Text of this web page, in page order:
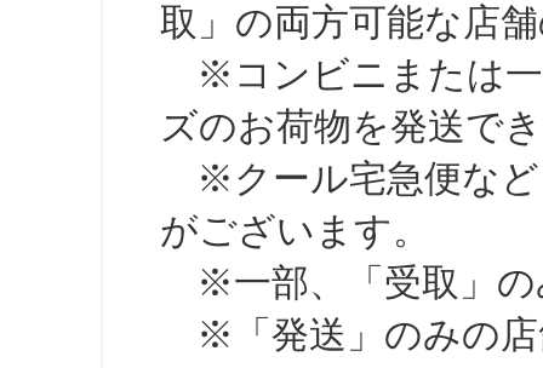
取」の両方可能な店
※コンビニまたは一
ズのお荷物を発送で
※クール宅急便など
がございます。
※一部、「受取」の
※「発送」のみの店